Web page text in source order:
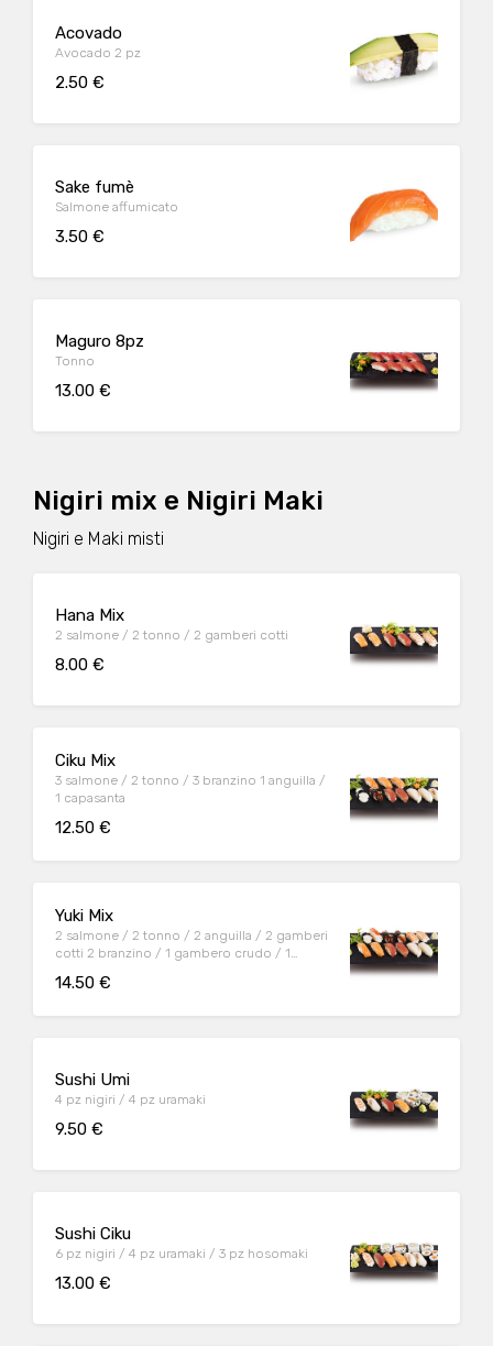
Acovado
Avocado 2 pz
2.50 €
Sake fumè
Salmone affumicato
3.50 €
Maguro 8pz
Tonno
13.00 €
Nigiri mix e Nigiri Maki
Nigiri e Maki misti
Hana Mix
2 salmone / 2 tonno / 2 gamberi cotti
8.00 €
Ciku Mix
3 salmone / 2 tonno / 3 branzino 1 anguilla /
1 capasanta
12.50 €
Yuki Mix
2 salmone / 2 tonno / 2 anguilla / 2 gamberi
cotti 2 branzino / 1 gambero crudo / 1
14.50 €
Sushi Umi
4 pz nigiri / 4 pz uramaki
9.50 €
Sushi Ciku
6 pz nigiri / 4 pz uramaki / 3 pz hosomaki
13.00 €